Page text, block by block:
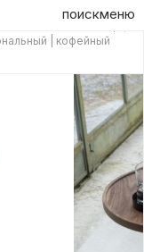
поискменю
| кофейный